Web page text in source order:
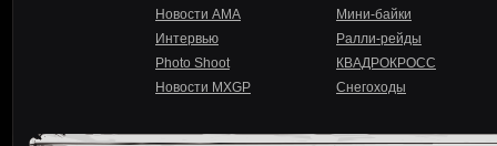
Новости AMA
Интервью
Photo Shoot
Новости MXGP
Мини-байки
Ралли-рейды
КВАДРОКРОСС
Снегоходы